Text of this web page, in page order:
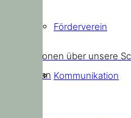
Förderverein
Kommunikation
Informationen über unsere
Speiseplan